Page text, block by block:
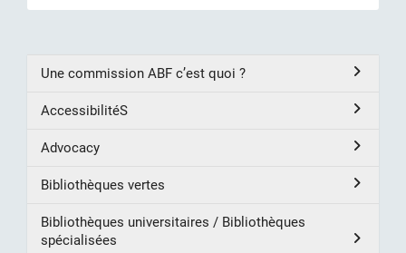
Une commission ABF c’est quoi ?
AccessibilitéS
Advocacy
Bibliothèques vertes
Bibliothèques universitaires / Bibliothèques
spécialisées